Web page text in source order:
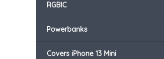
RGBIC
Powerbanks
Covers iPhone 13 Mini